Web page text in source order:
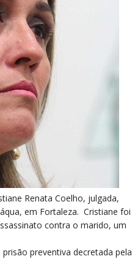
Renata Coelho, julgada,
em Fortaleza. Cristiane foi
contra o marido, um
preventiva decretada pela